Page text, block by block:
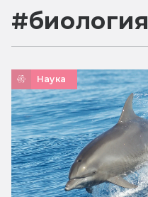
#биология
Наука